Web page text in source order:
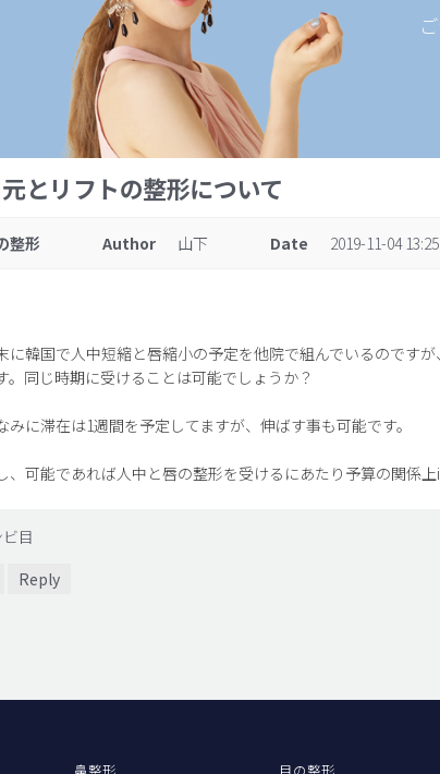
とリフトの整形について
整形 Author 山下 Date 2019-11-04 13:25
に韓国で人中短縮と唇縮小の予定を他院で組んでいるのです
。同じ時期に受けることは可能でしょうか？
みに滞在は1週間を予定してますが、伸ばす事も可能です。
、可能であれば人中と唇の整形を受けるにあたり予算の関係
目
Reply